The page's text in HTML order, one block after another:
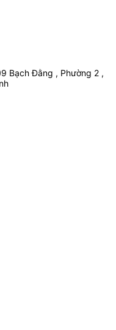
Bạch Đằng , Phường 2 ,